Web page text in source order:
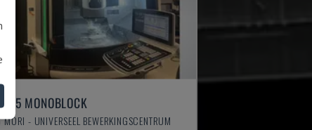
75 MONOBLOCK
MORI - UNIVERSEEL BEWERKINGSCENTRUM